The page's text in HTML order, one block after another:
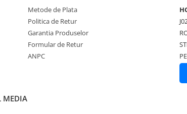
Metode de Plata
Politica de Retur
Garantia Produselor
Formular de Retur
ANPC
MEDIA